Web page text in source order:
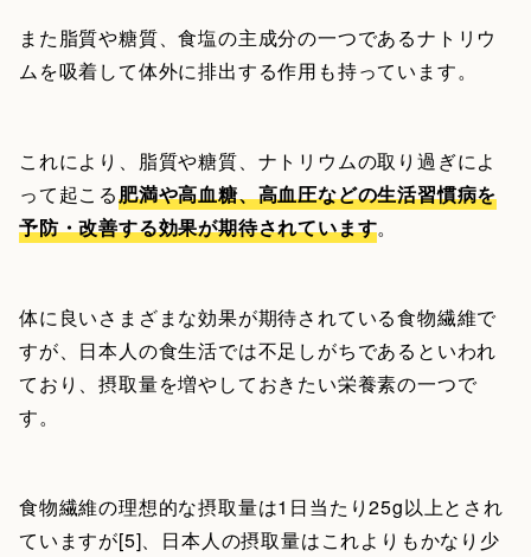
また脂質や糖質、食塩の主成分の一つであるナトリウ
ムを吸着して体外に排出する作用も持っています。
これにより、脂質や糖質、ナトリウムの取り過ぎによ
って起こる肥満や高血糖、高血圧などの生活習慣病を
予防・改善する効果が期待されています。
体に良いさまざまな効果が期待されている食物繊維で
すが、日本人の食生活では不足しがちであるといわれ
ており、摂取量を増やしておきたい栄養素の一つで
す。
食物繊維の理想的な摂取量は1日当たり25g以上とされ
ていますが[5]、日本人の摂取量はこれよりもかなり少